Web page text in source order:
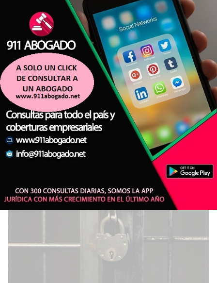
La pesquisa judicial en Estados
Unidos suma tensión: un posible
acuerdo de inmunidad podría
acelerar una causa que involucra a
dirigentes de la AFA
Agencia de Noticias del Interior